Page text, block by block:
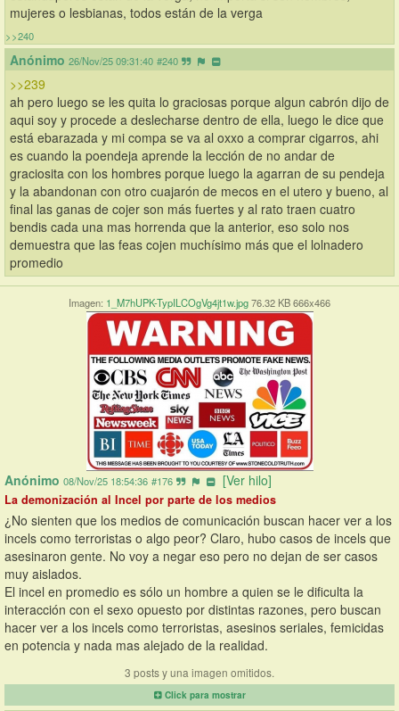
mujeres o lesbianas, todos están de la verga
>>240
Anónimo 26/Nov/25 09:31:40 #240
>>239
ah pero luego se les quita lo graciosas porque algun cabrón dijo de
aqui soy y procede a deslecharse dentro de ella, luego le dice que
está ebarazada y mi compa se va al oxxo a comprar cigarros, ahi
es cuando la poendeja aprende la lección de no andar de
graciosita con los hombres porque luego la agarran de su pendeja
y la abandonan con otro cuajarón de mecos en el utero y bueno, al
final las ganas de cojer son más fuertes y al rato traen cuatro
bendis cada una mas horrenda que la anterior, eso solo nos
demuestra que las feas cojen muchísimo más que el lolnadero
promedio
Imagen: 1_M7hUPK-TypILCOgVg4jt1w.jpg76.32 KB 666x466
Anónimo 08/Nov/25 18:54:36 #176 [Ver hilo]
La demonización al Incel por parte de los medios
¿No sienten que los medios de comunicación buscan hacer ver a los
incels como terroristas o algo peor? Claro, hubo casos de incels que
asesinaron gente. No voy a negar eso pero no dejan de ser casos
muy aislados.
El incel en promedio es sólo un hombre a quien se le dificulta la
interacción con el sexo opuesto por distintas razones, pero buscan
hacer ver a los incels como terroristas, asesinos seriales, femicidas
en potencia y nada mas alejado de la realidad.
3 posts y una imagen omitidos.
Click para mostrar